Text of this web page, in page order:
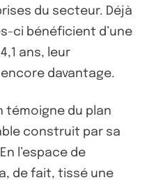
du secteur. Déjà
ci bénéficient d’une
ans, leur
davantage.
témoigne du plan
construit par sa
l’espace de
de fait, tissé une